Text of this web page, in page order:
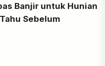
Banjir untuk Hunian
Sebelum